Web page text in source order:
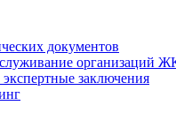
документов
организаций
заключения